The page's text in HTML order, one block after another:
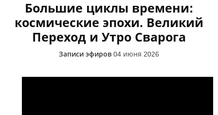
Большие циклы времени:
космические эпохи. Великий
Переход и Утро Сварога
Записи эфиров 04 июня 2026